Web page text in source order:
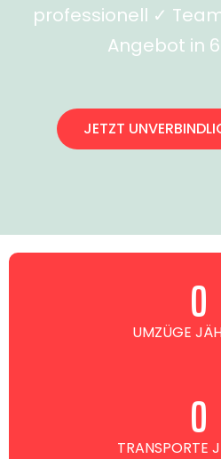
professionell ✓
Angebot in
JETZT
UMZÜGE0
TRANSPORTE
0